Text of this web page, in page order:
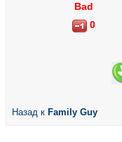
Bad
0
Назад к Family Guy